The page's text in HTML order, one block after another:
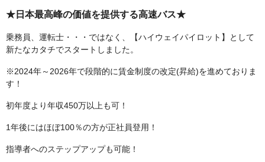
★日本最高峰の価値を提供する高速バス★
乗務員、運転士・・・ではなく、【ハイウェイパイロット】として
新たなカタチでスタートしました。
※2024年～2026年で段階的に賃金制度の改定(昇給)を進めておりま
す！
初年度より年収450万以上も可！
1年後にはほぼ100％の方が正社員登用！
指導者へのステップアップも可能！